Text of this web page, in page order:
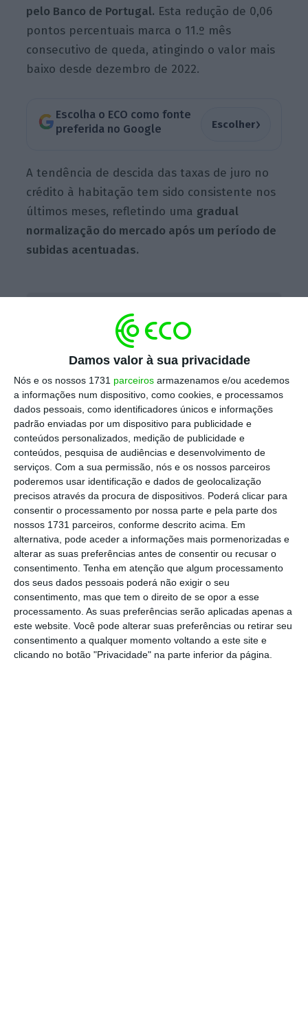
Damos valor à sua privacidade
Nós e os nossos 1731 parceiros armazenamos e/ou acedemos
a informações num dispositivo, como cookies, e processamos
dados pessoais, como identificadores únicos e informações
padrão enviadas por um dispositivo para publicidade e
conteúdos personalizados, medição de publicidade e
conteúdos, pesquisa de audiências e desenvolvimento de
serviços. Com a sua permissão, nós e os nossos parceiros
poderemos usar identificação e dados de geolocalização
precisos através da procura de dispositivos. Poderá clicar para
consentir o processamento por nossa parte e pela parte dos
nossos 1731 parceiros, conforme descrito acima. Em
alternativa, pode aceder a informações mais pormenorizadas e
alterar as suas preferências antes de consentir ou recusar o
consentimento. Tenha em atenção que algum processamento
dos seus dados pessoais poderá não exigir o seu
consentimento, mas que tem o direito de se opor a esse
processamento. As suas preferências serão aplicadas apenas a
este website. Você pode alterar suas preferências ou retirar seu
consentimento a qualquer momento voltando a este site e
clicando no botão "Privacidade" na parte inferior da página.
pelo Banco de Portugal. Esta redução de 0,06
pontos percentuais marca o 11.º mês
consecutivo de queda, atingindo o valor mais
baixo desde dezembro de 2022.
Escolha o ECO como fonte
preferida no Google
Escolher›
A tendência de descida das taxas de juro no
crédito à habitação tem sido consistente nos
últimos meses, refletindo uma gradual
normalização do mercado após um período de
subidas acentuadas.
Os dados do Banco de Portugal revelam
também que a taxa de juro média das novas
operações de crédito à habitação passou de
3,55% em agosto para 3,47% em setembro
estando também a cair há 11 meses seguidos.
É importante notar que, no contexto
europeu,Portugal apresentou a sétima taxa
de juro média mais baixa para novos
empréstimos à habitação, situando-se abaixo
da média da área do euro, que se fixou em
3,59% após uma diminuição de 0,10 pontos
percentuais.